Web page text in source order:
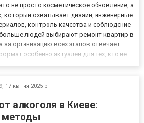
не просто косметическое обновление, а
который охватывает дизайн, инженерные
контроль качества и соблюдение
людей выбирают ремонт квартир в
за организацию всех этапов отвечает
особенно актуален для тех, кто не
17 квітня 2025 р.
алкоголя в Киеве:
методы